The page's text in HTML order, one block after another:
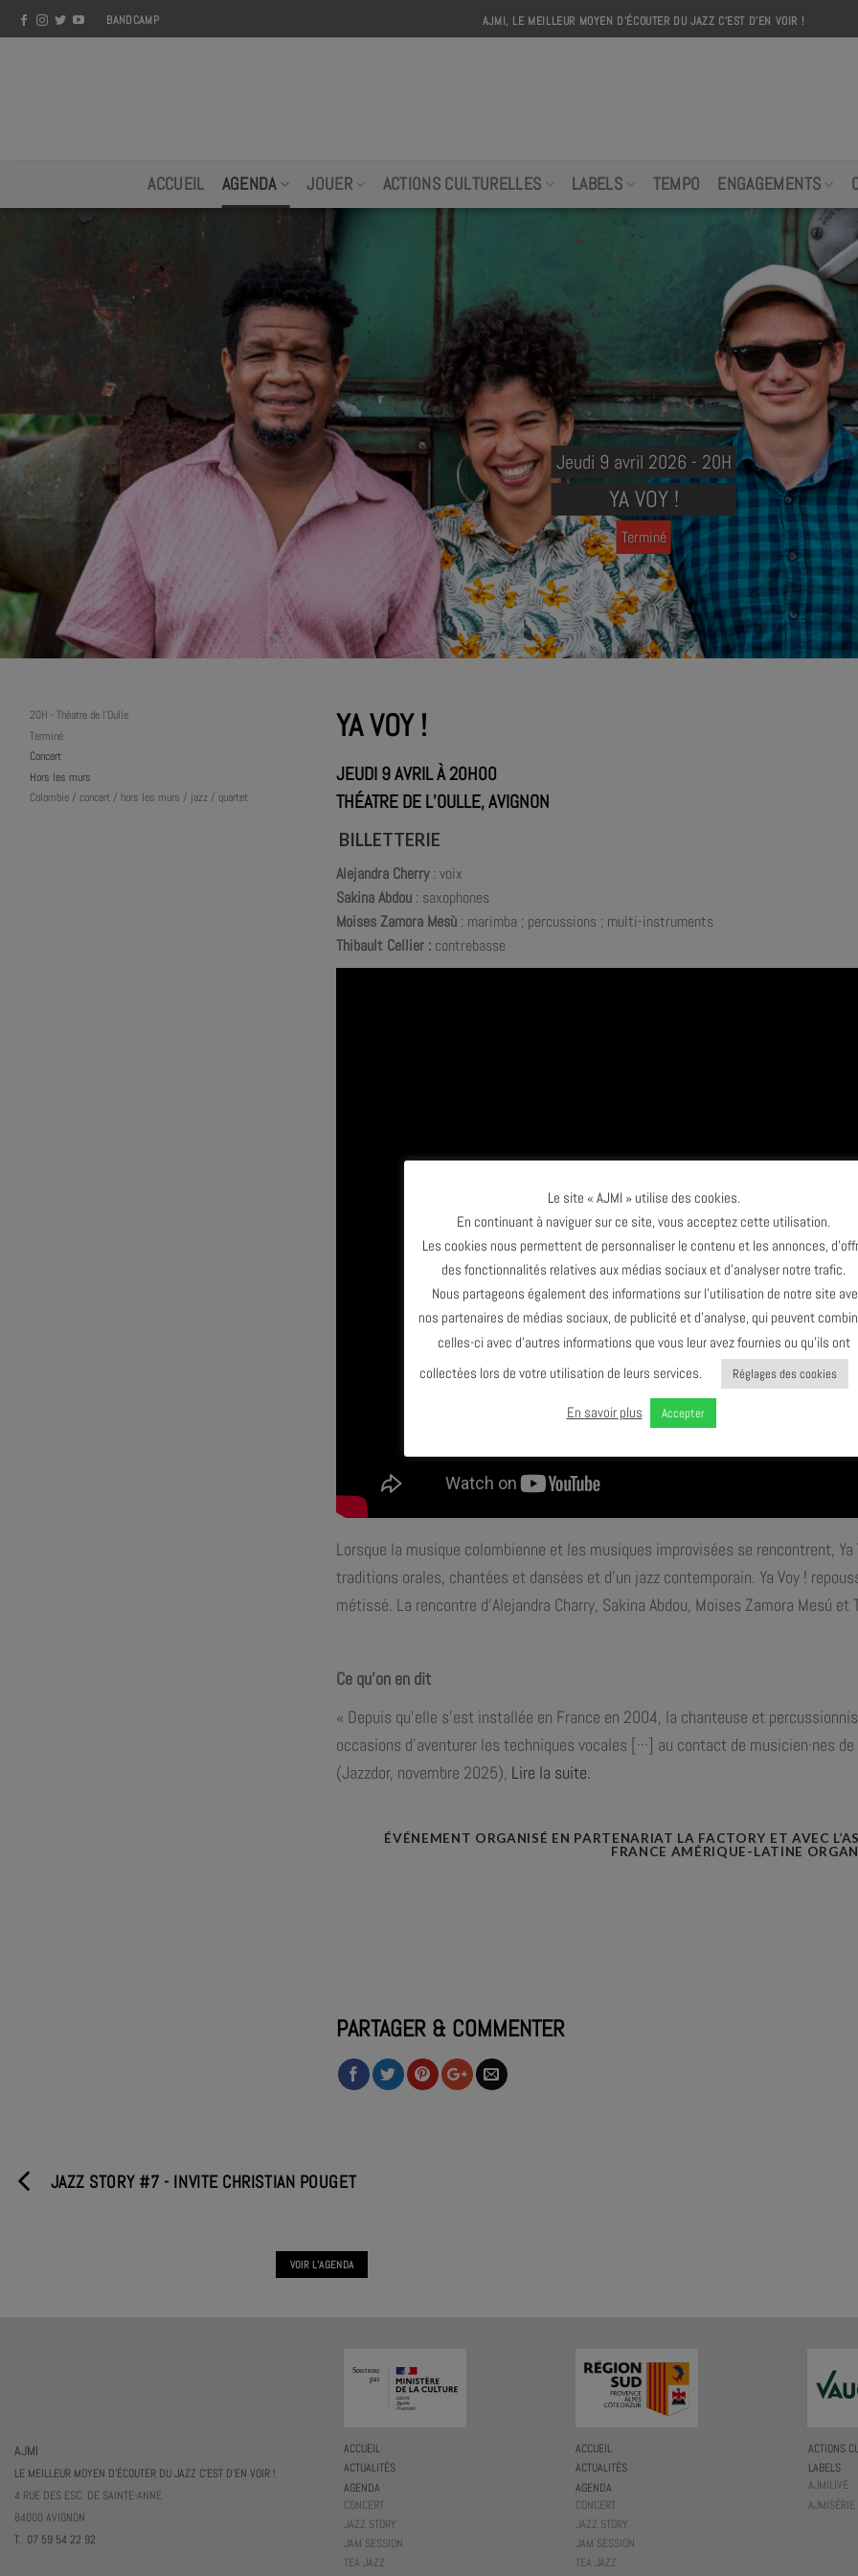
Skip
to
BANDCAMP AJMI, LE MEILLEUR MOYEN D'ÉCOUTER DU JAZZ C'EST D'EN VOIR !
ACCUEIL AGENDA JOUER ACTIONS CULTURELLES LABELS TEMPO ENGAGEMENTS
Jeudi 9 avril 2026 - 20H
YA VOY !
Terminé
20H - Théatre de l'Oulle
Terminé
Concert
Hors les murs
Colombie / concert / hors les murs / jazz / quartet
YA VOY !
JEUDI 9 AVRIL À 20H00
THÉATRE DE L’OULLE, AVIGNON
BILLETTERIE
Alejandra Cherry : voix
Sakina Abdou : saxophones
Moises Zamora Mesù : marimba ; percussions ; multi-instruments
Thibault Cellier : contrebasse
Lorsque la musique colombienne et les musiques improvisées se rencontrent,
traditions orales, chantées et dansées et d’un jazz contemporain. Ya Voy !
métissé. La rencontre d’Alejandra Charry, Sakina Abdou, Moises Zamora Mesú
Ce qu’on en dit
« Depuis qu’elle s’est installée en France en 2004, la chanteuse et
occasions d’aventurer les techniques vocales [···] au contact de musicien·nes
(Jazzdor, novembre 2025), Lire la suite.
ÉVÉNEMENT ORGANISÉ EN PARTENARIAT LA FACTORY ET AVEC
FRANCE AMÉRIQUE-LATINE
PARTAGER & COMMENTER
JAZZ STORY #7 - INVITE CHRISTIAN POUGET
VOIR L'AGENDA
AJMI
LE MEILLEUR MOYEN D'ÉCOUTER DU JAZZ C'EST D'EN VOIR !
4 RUE DES ESC. DE SAINTE-ANNE
84000 AVIGNON
T. 07 59 54 22 92
ACCUEIL
ACTUALITÉS
AGENDA
CONCERT
JAZZ STORY
JAM SESSION
TEA JAZZ
ACCUEIL
ACTUALITÉS
AGENDA
CONCERT
JAZZ STORY
JAM SESSION
TEA JAZZ
ACTIONS
LABELS
AJMILIVE
AJMISÉRIE
Le site « AJMI » utilise des cookies.
En continuant à naviguer sur ce site, vous acceptez cette utilisation.
Les cookies nous permettent de personnaliser le contenu et les annonces,
des fonctionnalités relatives aux médias sociaux et d’analyser notre trafic.
Nous partageons également des informations sur l’utilisation de notre site
nos partenaires de médias sociaux, de publicité et d’analyse, qui peuvent
celles-ci avec d’autres informations que vous leur avez fournies ou qu’ils ont
collectées lors de votre utilisation de leurs services.
Réglages des cookies
En savoir plus Accepter